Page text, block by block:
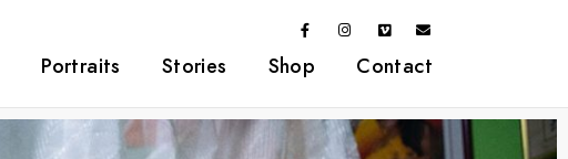
Portraits Stories Shop Contact